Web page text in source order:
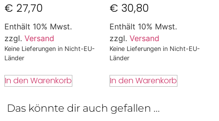
€ 27,70
Enthält 10% Mwst.
zzgl. Versand
Keine Lieferungen in Nicht-EU-
Länder
In den Warenkorb
€ 30,80
Enthält 10% Mwst.
zzgl. Versand
Keine Lieferungen in Nicht-EU-
Länder
In den Warenkorb
Das könnte dir auch gefallen …